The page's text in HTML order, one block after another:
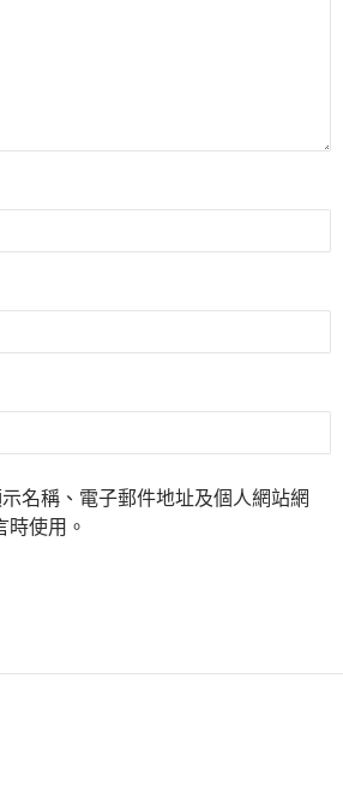
名稱、電子郵件地址及個人網站網
時使用。